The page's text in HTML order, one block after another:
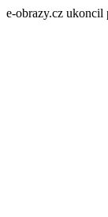
e-obrazy.cz ukoncil